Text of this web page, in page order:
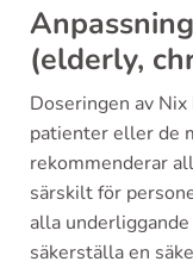
(elderly,
Doseringen av Nix
patienter eller de
rekommenderar
särskilt för
alla
säkerställa en